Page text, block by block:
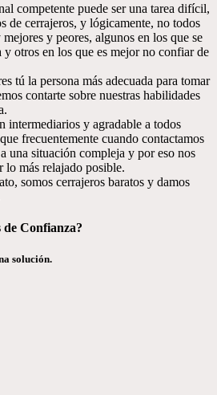
competente puede ser una tarea difícil,
de cerrajeros, y lógicamente, no todos
y peores, algunos en los que se
otros en los que es mejor no confiar de
tú la persona más adecuada para tomar
contarte sobre nuestras habilidades
intermediarios y agradable a todos
frecuentemente cuando contactamos
una situación compleja y por eso nos
lo más relajado posible.
somos cerrajeros baratos y damos
de Confianza?
solución.